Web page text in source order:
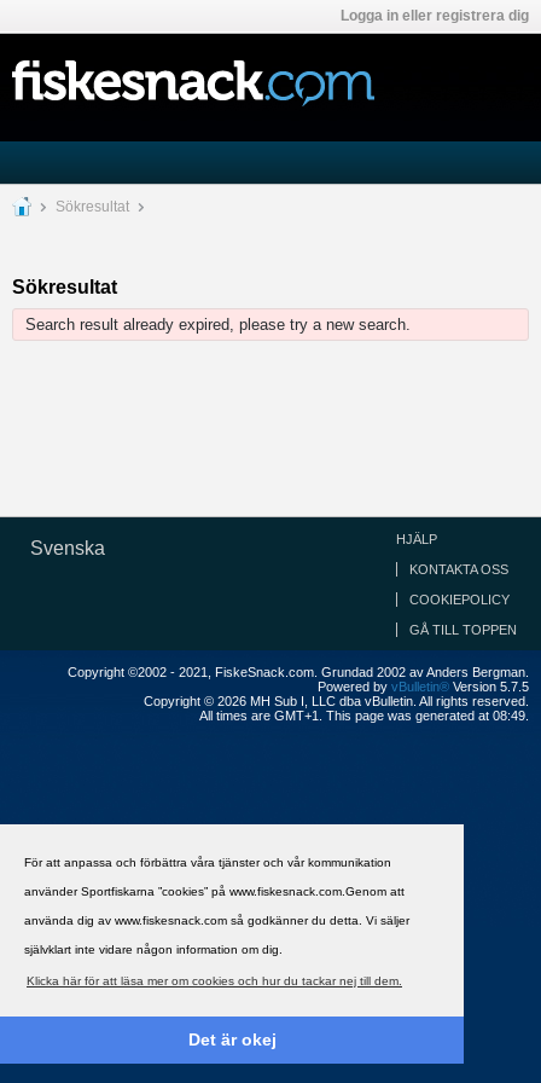
För att anpassa och förbättra våra tjänster och vår kommunikation
använder Sportfiskarna ”cookies” på www.fiskesnack.com.Genom att
använda dig av www.fiskesnack.com så godkänner du detta. Vi säljer
självklart inte vidare någon information om dig.
Klicka här för att läsa mer om cookies och hur du tackar nej till dem.
Det är okej
Logga in eller registrera dig
Sökresultat
Sökresultat
Search result already expired, please try a new search.
Svenska HJÄLP
KONTAKTA OSS
COOKIEPOLICY
GÅ TILL TOPPEN
Copyright ©2002 - 2021, FiskeSnack.com. Grundad 2002 av Anders Bergman.
Powered by vBulletin® Version 5.7.5
Copyright © 2026 MH Sub I, LLC dba vBulletin. All rights reserved.
All times are GMT+1. This page was generated at 08:49.